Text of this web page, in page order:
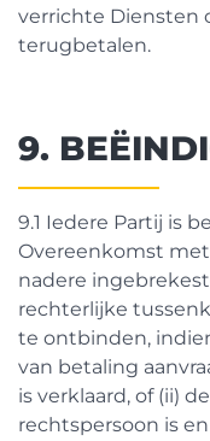
verrichte Diensten
terugbetalen.
9.
9.1 Iedere Partij is
Overeenkomst
nadere
rechterlijke
te ontbinden,
van betaling
is verklaard, of (ii)
rechtspersoon is